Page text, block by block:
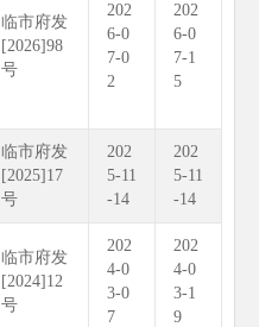
临市府发
[2026]98
号
202
6-0
7-0
2
202
6-0
7-1
5
临市府发
[2025]17
号
202
5-11
-14
202
5-11
-14
临市府发
[2024]12
号
202
4-0
3-0
7
202
4-0
3-1
9